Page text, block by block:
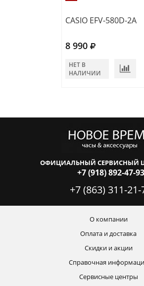
CASIO EFV-580D-2A
8 990
НЕТ В
НАЛИЧИИ
ОФИЦИАЛЬНЫЙ СЕРВИСНЫЙ
+7 (918) 892-47-93
+7 (863) 311-21-
О компании
Оплата и доставка
Скидки и акции
Справочная
Сервисные центры